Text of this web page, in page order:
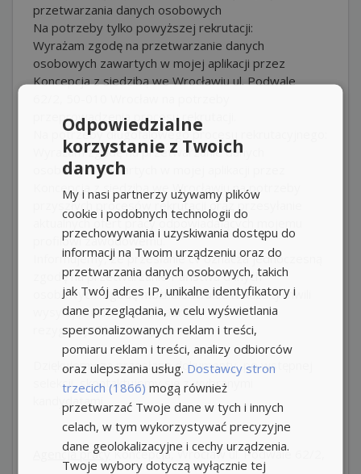
przetwarzania danych osobowych
Na potrzeby tylko powyższej rekrutacji:
Wyrażam zgodę na przetwarzanie danych
osobowych zawartych w mojej aplikacji przez
Koncepcja z siedzibą we Wrocławiu ul. Podwale
przeprowadzenia procesu rekrutacji.
Na potrzeby długofalowego procesu rekrutacyjnego:
Wyrażam zgodę na przetwarzanie danych
osobowych zawartych w mojej aplikacji przez
Koncepcja z siedzibą we Wrocławiu na potrzeby
przyszłych procesów rekrutacji oraz przesyłanie
aktualnych ofert pracy odpowiadających mojemu
profilowi zawodowemu.
Informujemy, ze przesłanie cv oznacza jednoczesną
zgodę na przetwarzanie Państwa danych
osobowych. Zgodę można odwołać w każdej chwili
wysyłając nam maila na adres:
rezygnacja@koncepcja.eu
Dziękujemy za przesłane dokumenty, po wstępnej
selekcji, skontaktujemy się z wybranymi
kandydatami.
Agencja pracyKoncepcja, Wrocław ul. Podwale 62/2,
Odpowiedzialne
korzystanie z Twoich
danych
My i nasi partnerzy używamy plików
cookie i podobnych technologii do
przechowywania i uzyskiwania dostępu do
informacji na Twoim urządzeniu oraz do
przetwarzania danych osobowych, takich
jak Twój adres IP, unikalne identyfikatory i
dane przeglądania, w celu wyświetlania
spersonalizowanych reklam i treści,
pomiaru reklam i treści, analizy odbiorców
oraz ulepszania usług. Dostawcy stron
trzecich (1866) mogą również
przetwarzać Twoje dane w tych i innych
celach, w tym wykorzystywać precyzyjne
dane geolokalizacyjne i cechy urządzenia.
Twoje wybory dotyczą wyłącznie tej